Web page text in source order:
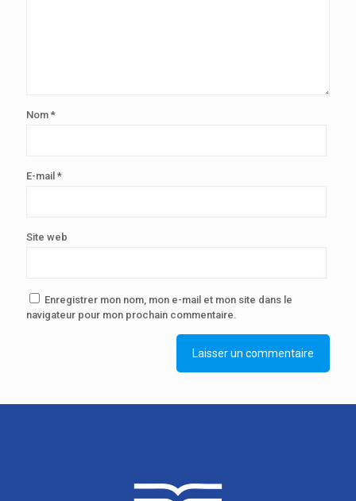
Nom *
E-mail *
Site web
Enregistrer mon nom, mon e-mail et mon site dans le
navigateur pour mon prochain commentaire.